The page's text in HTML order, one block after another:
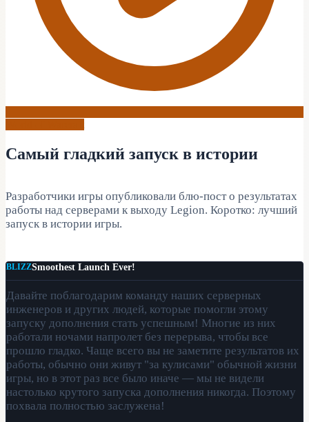
Самый гладкий запуск в истории
Разработчики игры опубликовали блю-пост о результатах
работы над серверами к выходу Legion. Коротко: лучший
запуск в истории игры.
Smoothest Launch Ever!
Давайте поблагодарим команду наших серверных
инженеров и других людей, которые помогли этому
запуску дополнения стать успешным! Многие из них
работали ночами напролет без перерыва, чтобы все
прошло гладко. Чаще всего вы не заметите результатов их
работы, обычно они живут "за кулисами" обычной жизни
игры, но в этот раз все было иначе — мы не видели
настолько крутого запуска дополнения никогда. Поэтому
похвала полностью заслужена!